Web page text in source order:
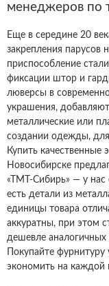
менеджеров по
Еще в середине 20
закрепления парусов
приспособление
фиксации штор и
люверсы в
украшения,
металлические или
создании одежды,
Купить
Новосибирске
«ТМТ-Сибирь» — у
есть детали из
единицы товара
аккуратны, при этом
дешевле аналогичных
Покупайте
экономить на каждой